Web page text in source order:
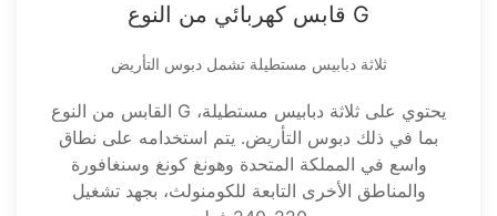
قابس كهربائي من النوع G
ثلاثة دبابيس مستطيلة تشمل دبوس التأريض
القابس من النوع G يحتوي على ثلاثة دبابيس مستطيلة،
بما في ذلك دبوس التأريض. يتم استخدامه على نطاق
واسع في المملكة المتحدة وهونغ كونغ وسنغافورة
والمناطق الأخرى التابعة للكومنولث، بجهد تشغيل